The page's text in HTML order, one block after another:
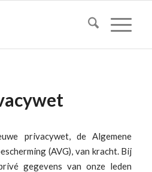
privacywet, de Algemene
(AVG), van kracht. Bij
gegevens van onze leden